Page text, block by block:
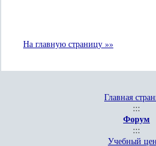
На главную страницу »»
Главная
:::
Форум
:::
Учебный